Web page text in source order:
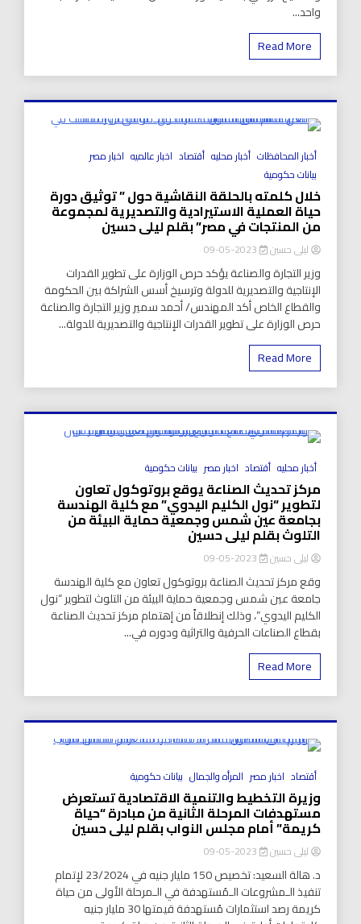
واحد...
Read More
أخبار المحافظات أخبار محليه أقتصاد اخبار عالميه اخبار مصر
بيانات حكومية
خلال كلمته بالحلقة النقاشية حول ” توثيق دورة
حياة العملية الاستيرادية والتصديرية لمجموعة
من المنتجات في مصر” بقلم ليلى حسين
ليلى حسين
وزير التجارة والصناعة يؤكد حرص الوزارة على تطوير القدرات
الإنتاجية والتصديرية للدولة وترسيخ أسس الشراكة بين الحكومة
والقطاع الخاص أكد المهندس/ أحمد سمير وزير التجارة والصناعة
حرص الوزارة على تطوير القدرات الإنتاجية والتصديرية للدولة...
Read More
أخبار محليه أقتصاد اخبار مصر بيانات حكومية
مركز تحديث الصناعة يوقع بروتوكول تعاون
لتطوير “نول الكليم اليدوي” مع كلية الهندسة
بجامعة عين شمس وجمعية حماية البيئة من
التلوث بقلم ليلى حسين
ليلى حسين
وقع مركز تحديث الصناعة بروتوكول تعاون مع كلية الهندسة
جامعة عين شمس وجمعية حماية البيئة من التلوث لتطوير “نول
الكليم اليدوي”، وذلك إنطلاقاً من إهتمام مركز تحديث الصناعة
بقطاع الصناعات الحرفية والتراثية ودوره في...
Read More
أقتصاد اخبار مصر المرأه والجمال بيانات حكومية
وزيرة التخطيط والتنمية الاقتصادية تستعرض
مستهدفات المرحلة الثانية من مبادرة “حياة
كريمة” أمام مجلس النواب بقلم ليلى حسين
ليلى حسين
د. هالة السعيد: تخصيص 150 مليار جنيه في 23/2024 لإتمام
تنفيذ الـمشروعات الـمُستهدفة في الـمرحلة الأولى من حياة
كريمة رصد استثمارات مُستهدفة قيمتها 30 مليار جنيه